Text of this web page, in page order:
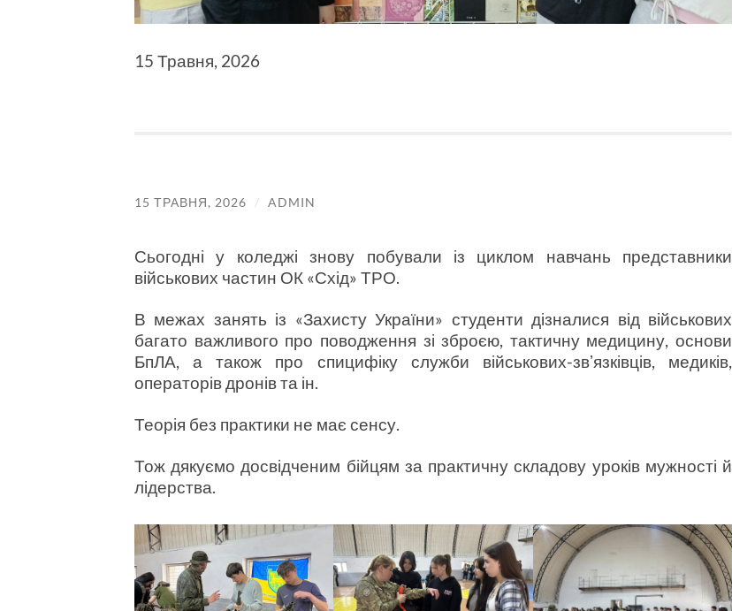
15 Травня, 2026
15 ТРАВНЯ, 2026 / ADMIN
Сьогодні у коледжі знову побували із циклом навчань представники
військових частин ОК «Схід» ТРО.
В межах занять із «Захисту України» студенти дізналися від військових
багато важливого про поводження зі зброєю, тактичну медицину, основи
БпЛА, а також про спицифіку служби військових-звʼязківців, медиків,
операторів дронів та ін.
Теорія без практики не має сенсу.
Тож дякуємо досвідченим бійцям за практичну складову уроків мужності й
лідерства.